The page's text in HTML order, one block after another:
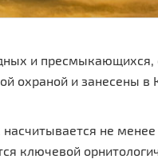
и пресмыкающихся,
охраной и занесены в
не
ключевой